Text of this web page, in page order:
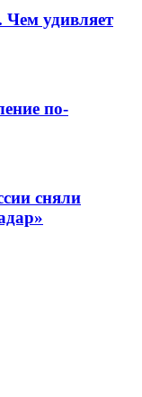
Чем удивляет
по-
сняли